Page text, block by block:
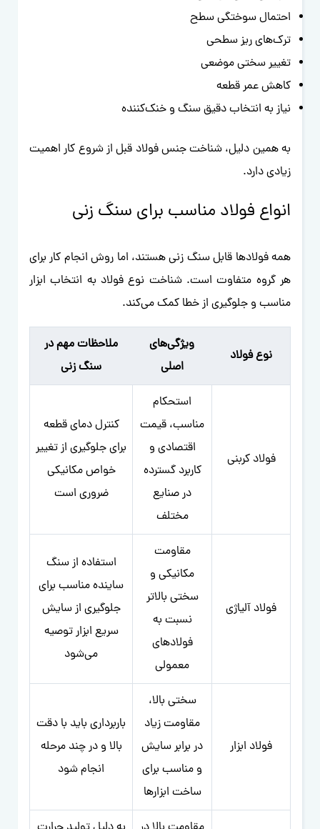
احتمال سوختگی سطح
ترک‌های ریز سطحی
تغییر سختی موضعی
کاهش عمر قطعه
نیاز به انتخاب دقیق سنگ و خنک‌کننده
به همین دلیل، شناخت جنس فولاد قبل از شروع کار اهمیت
زیادی دارد.
انواع فولاد مناسب برای سنگ زنی
همه فولادها قابل سنگ زنی هستند، اما روش انجام کار برای
هر گروه متفاوت است. شناخت نوع فولاد به انتخاب ابزار
مناسب و جلوگیری از خطا کمک می‌کند.
نوع فولاد
ویژگی‌های
اصلی
ملاحظات مهم در
سنگ زنی
فولاد کربنی
استحکام
مناسب، قیمت
اقتصادی و
کاربرد گسترده
در صنایع
مختلف
کنترل دمای قطعه
برای جلوگیری از تغییر
خواص مکانیکی
ضروری است
فولاد آلیاژی
مقاومت
مکانیکی و
سختی بالاتر
نسبت به
فولادهای
معمولی
استفاده از سنگ
ساینده مناسب برای
جلوگیری از سایش
سریع ابزار توصیه
می‌شود
فولاد ابزار
سختی بالا،
مقاومت زیاد
در برابر سایش
و مناسب برای
ساخت ابزارها
باربرداری باید با دقت
بالا و در چند مرحله
انجام شود